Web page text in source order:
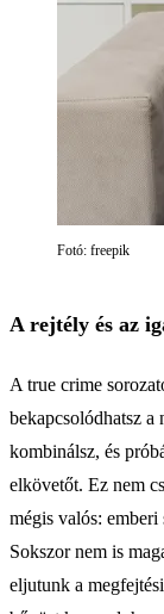
Fotó: freepik
A rejtély és az
A true crime
bekapcsolódhatsz a
kombinálsz, és
elkövetőt. Ez nem
mégis valós: emberi
Sokszor nem is
eljutunk a